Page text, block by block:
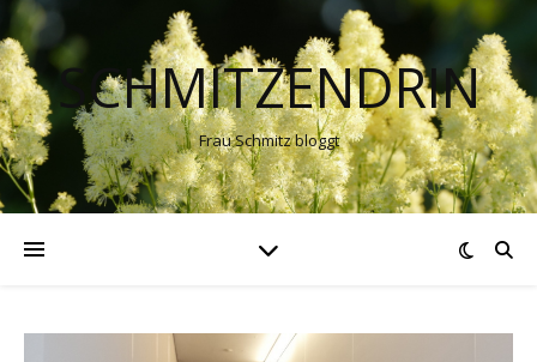
SCHMITZENDRIN
Frau Schmitz bloggt